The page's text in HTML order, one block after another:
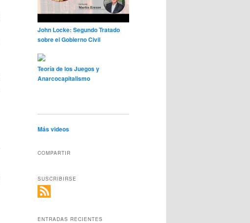
John Locke: Segundo Tratado
sobre el Gobierno Civil
Teoría de los Juegos y
Anarcocapitalismo
Más videos
COMPARTIR
SUSCRIBIRSE
ENTRADAS RECIENTES